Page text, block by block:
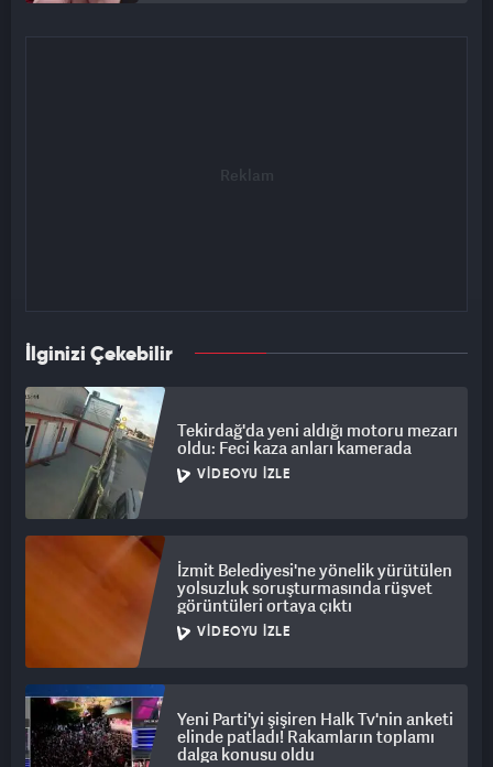
İlginizi Çekebilir
Tekirdağ'da yeni aldığı motoru mezarı
oldu: Feci kaza anları kamerada
VIDEOYU İZLE
İzmit Belediyesi'ne yönelik yürütülen
yolsuzluk soruşturmasında rüşvet
görüntüleri ortaya çıktı
VIDEOYU İZLE
Yeni Parti'yi şişiren Halk Tv'nin anketi
elinde patladı! Rakamların toplamı
dalga konusu oldu